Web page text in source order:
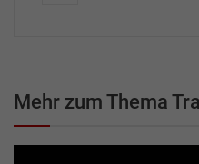
Mehr zum Thema